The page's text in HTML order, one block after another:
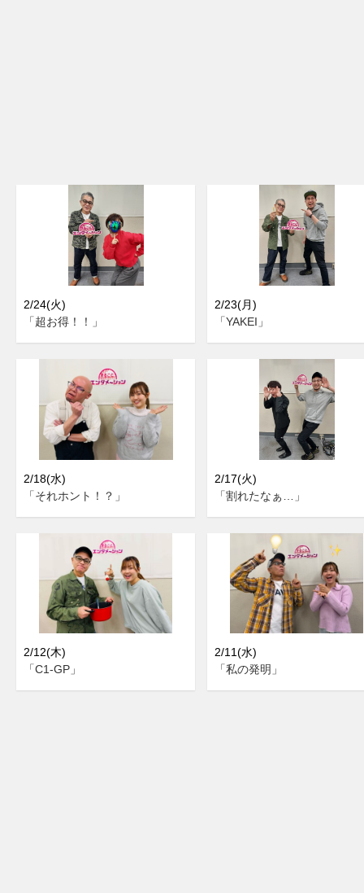
2/24(火)
「超お得！！」
2/23(月)
「YAKEI」
2/18(水)
「それホント！？」
2/17(火)
「割れたなぁ…」
2/12(木)
「C1-GP」
2/11(水)
「私の発明」